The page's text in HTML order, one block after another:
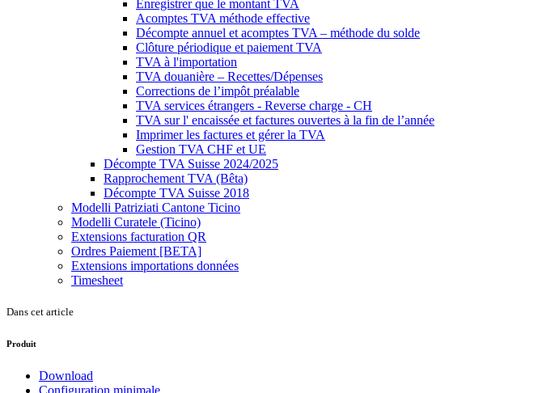
Enregistrer que le montant TVA
Acomptes TVA méthode effective
Décompte annuel et acomptes TVA – méthode du solde
Clôture périodique et paiement TVA
TVA à l'importation
TVA douanière – Recettes/Dépenses
Corrections de l’impôt préalable
TVA services étrangers - Reverse charge - CH
TVA sur l' encaissée et factures ouvertes à la fin de l’année
Imprimer les factures et gérer la TVA
Gestion TVA CHF et UE
Décompte TVA Suisse 2024/2025
Rapprochement TVA (Bêta)
Décompte TVA Suisse 2018
Modelli Patriziati Cantone Ticino
Modelli Curatele (Ticino)
Extensions facturation QR
Ordres Paiement [BETA]
Extensions importations données
Timesheet
Dans cet article
Produit
Download
Configuration minimale